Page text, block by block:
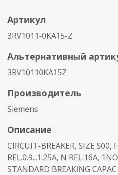
Артикул
3RV1011-0KA15-Z
Альтернативный
3RV10110KA15Z
Производитель
Siemens
Описание
CIRCUIT-BREAKER, SIZE S00,
REL.0.9...1.25A, N REL.16A,
STANDARD BREAKING CAPAC